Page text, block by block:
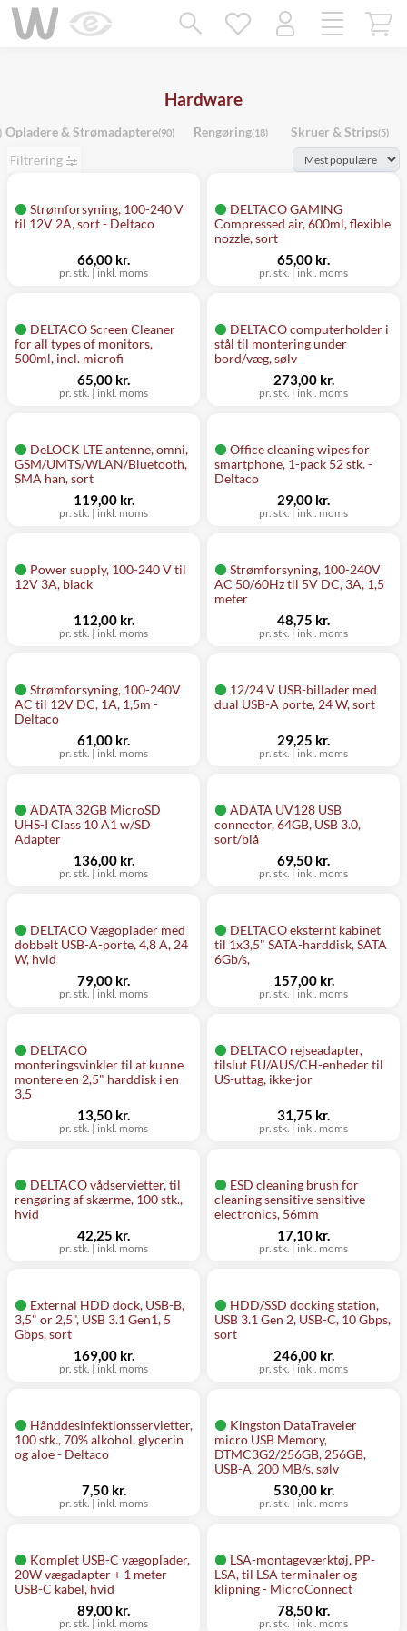
Hardware
Opladere & Strømadaptere(90) Rengøring(18) Skruer & Strips(5)
Filtrering
Strømforsyning, 100-240 V
til 12V 2A, sort - Deltaco
pr. stk. | inkl. moms
66,00 kr.
DELTACO GAMING
Compressed air, 600ml, flexible
nozzle, sort
pr. stk. | inkl. moms
65,00 kr.
DELTACO Screen Cleaner
for all types of monitors,
500ml, incl. microfi
pr. stk. | inkl. moms
65,00 kr.
DELTACO computerholder i
stål til montering under
bord/væg, sølv
pr. stk. | inkl. moms
273,00 kr.
DeLOCK LTE antenne, omni,
GSM/UMTS/WLAN/Bluetooth,
SMA han, sort
pr. stk. | inkl. moms
119,00 kr.
Office cleaning wipes for
smartphone, 1-pack 52 stk. -
Deltaco
pr. stk. | inkl. moms
29,00 kr.
Power supply, 100-240 V til
12V 3A, black
pr. stk. | inkl. moms
112,00 kr.
Strømforsyning, 100-240V
AC 50/60Hz til 5V DC, 3A, 1,5
meter
pr. stk. | inkl. moms
48,75 kr.
Strømforsyning, 100-240V
AC til 12V DC, 1A, 1,5m -
Deltaco
pr. stk. | inkl. moms
61,00 kr.
12/24 V USB-billader med
dual USB-A porte, 24 W, sort
pr. stk. | inkl. moms
29,25 kr.
ADATA 32GB MicroSD
UHS-I Class 10 A1 w/SD
Adapter
pr. stk. | inkl. moms
136,00 kr.
ADATA UV128 USB
connector, 64GB, USB 3.0,
sort/blå
pr. stk. | inkl. moms
69,50 kr.
DELTACO Vægoplader med
dobbelt USB-A-porte, 4,8 A, 24
W, hvid
pr. stk. | inkl. moms
79,00 kr.
DELTACO eksternt kabinet
til 1x3,5" SATA-harddisk, SATA
6Gb/s,
pr. stk. | inkl. moms
157,00 kr.
DELTACO
monteringsvinkler til at kunne
montere en 2,5" harddisk i en
3,5
pr. stk. | inkl. moms
13,50 kr.
DELTACO rejseadapter,
tilslut EU/AUS/CH-enheder til
US-uttag, ikke-jor
pr. stk. | inkl. moms
31,75 kr.
DELTACO vådservietter, til
rengøring af skærme, 100 stk.,
hvid
pr. stk. | inkl. moms
42,25 kr.
ESD cleaning brush for
cleaning sensitive sensitive
electronics, 56mm
pr. stk. | inkl. moms
17,10 kr.
External HDD dock, USB-B,
3,5" or 2,5", USB 3.1 Gen1, 5
Gbps, sort
pr. stk. | inkl. moms
169,00 kr.
HDD/SSD docking station,
USB 3.1 Gen 2, USB-C, 10 Gbps,
sort
pr. stk. | inkl. moms
246,00 kr.
Hånddesinfektionsservietter,
100 stk., 70% alkohol, glycerin
og aloe - Deltaco
pr. stk. | inkl. moms
7,50 kr.
Kingston DataTraveler
micro USB Memory,
DTMC3G2/256GB, 256GB,
USB-A, 200 MB/s, sølv
pr. stk. | inkl. moms
530,00 kr.
Komplet USB-C vægoplader,
20W vægadapter + 1 meter
USB-C kabel, hvid
pr. stk. | inkl. moms
89,00 kr.
LSA-montageværktøj, PP-
LSA, til LSA terminaler og
klipning - MicroConnect
pr. stk. | inkl. moms
78,50 kr.
Mangler chatten?
Ret samtykke!